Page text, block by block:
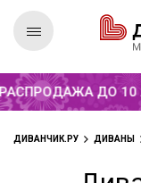
ДО 10
ДИВАНЧИК.РУ ДИВАНЫ